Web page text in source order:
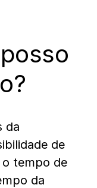
da
de
tempo de
da